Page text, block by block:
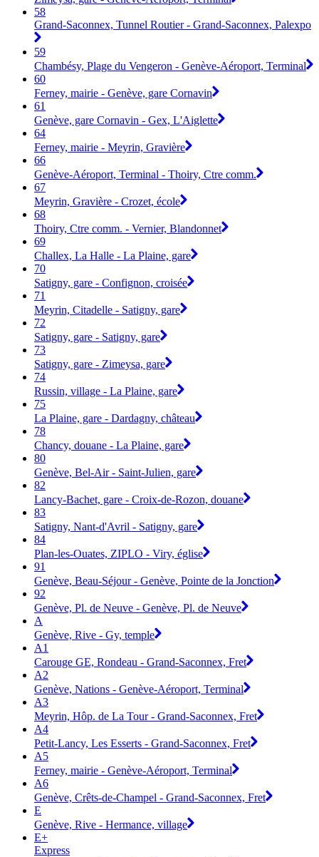
58
Grand-Saconnex, Tunnel Routier - Grand-Saconnex, Palexpo
59
Chambésy, Plage du Vengeron - Genève-Aéroport, Terminal
60
Ferney, mairie - Genève, gare Cornavin
61
Genève, gare Cornavin - Gex, L'Aiglette
64
Ferney, mairie - Meyrin, Gravière
66
Genève-Aéroport, Terminal - Thoiry, Ctre comm.
67
Meyrin, Gravière - Crozet, école
68
Thoiry, Ctre comm. - Vernier, Blandonnet
69
Challex, La Halle - La Plaine, gare
70
Satigny, gare - Confignon, croisée
71
Meyrin, Citadelle - Satigny, gare
72
Satigny, gare - Satigny, gare
73
Satigny, gare - Zimeysa, gare
74
Russin, village - La Plaine, gare
75
La Plaine, gare - Dardagny, château
78
Chancy, douane - La Plaine, gare
80
Genève, Bel-Air - Saint-Julien, gare
82
Lancy-Bachet, gare - Croix-de-Rozon, douane
83
Satigny, Nant-d'Avril - Satigny, gare
84
Plan-les-Ouates, ZIPLO - Viry, église
91
Genève, Beau-Séjour - Genève, Pointe de la Jonction
92
Genève, Pl. de Neuve - Genève, Pl. de Neuve
A
Genève, Rive - Gy, temple
A1
Carouge GE, Rondeau - Grand-Saconnex, Fret
A2
Genève, Nations - Genève-Aéroport, Terminal
A3
Meyrin, Hôp. de La Tour - Grand-Saconnex, Fret
A4
Petit-Lancy, Les Esserts - Grand-Saconnex, Fret
A5
Ferney, mairie - Genève-Aéroport, Terminal
A6
Genève, Crêts-de-Champel - Grand-Saconnex, Fret
E
Genève, Rive - Hermance, village
E+
Express